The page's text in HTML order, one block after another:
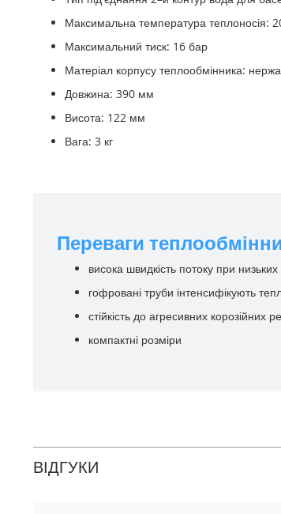
Максимальна температура теплоносія:
Максимальний тиск: 16 бар
Матеріал корпусу теплообмінника:
Довжина: 390 мм
Висота: 122 мм
Вага: 3 кг
Переваги
висока швидкість потоку при
гофровані труби інтенсифікують
стійкість до агресивних корозійних
компактні розміри
ВІДГУКИ